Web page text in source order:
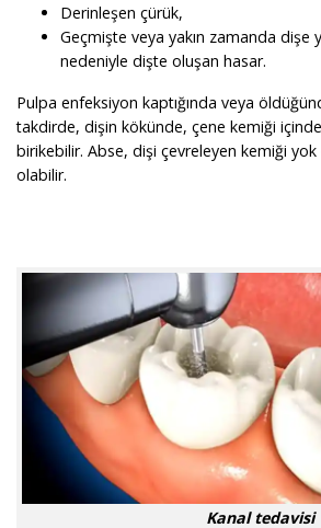
Derinleşen çürük,
Geçmişte veya yakın zamanda dişe
nedeniyle dişte oluşan hasar.
Pulpa enfeksiyon kaptığında veya
takdirde, dişin kökünde, çene kemiği
birikebilir. Abse, dişi çevreleyen kemiği yok
olabilir.
Kanal tedavisi